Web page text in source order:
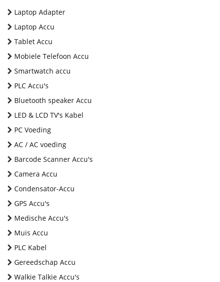
Laptop Adapter
Laptop Accu
Tablet Accu
Mobiele Telefoon Accu
Smartwatch accu
PLC Accu's
Bluetooth speaker Accu
LED & LCD TV's Kabel
PC Voeding
AC / AC voeding
Barcode Scanner Accu's
Camera Accu
Condensator-Accu
GPS Accu's
Medische Accu's
Muis Accu
PLC Kabel
Gereedschap Accu
Walkie Talkie Accu's